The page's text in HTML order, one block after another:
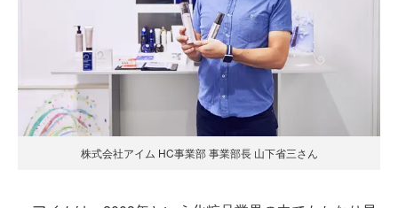
株式会社アイム HC事業部 事業部長 山下省三さん